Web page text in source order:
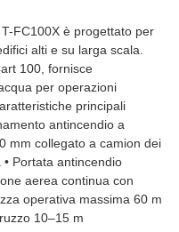
FC100X è progettato per
alti e su larga scala.
100, fornisce
per operazioni
principali
antincendio a
mm collegato a camion dei
Portata antincendio
aerea continua con
operativa massima 60 m
10–15 m